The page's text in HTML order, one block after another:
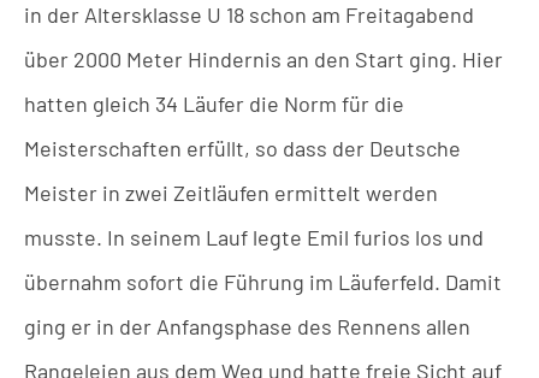
in der Altersklasse U 18 schon am Freitagabend
über 2000 Meter Hindernis an den Start ging. Hier
hatten gleich 34 Läufer die Norm für die
Meisterschaften erfüllt, so dass der Deutsche
Meister in zwei Zeitläufen ermittelt werden
musste. In seinem Lauf legte Emil furios los und
übernahm sofort die Führung im Läuferfeld. Damit
ging er in der Anfangsphase des Rennens allen
Rangeleien aus dem Weg und hatte freie Sicht auf